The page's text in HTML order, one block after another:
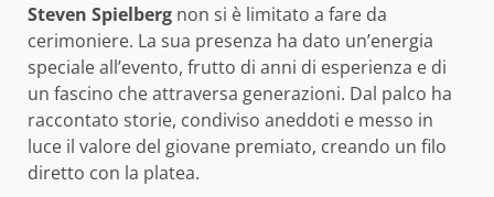
Steven Spielberg non si è limitato a fare da
cerimoniere. La sua presenza ha dato un’energia
speciale all’evento, frutto di anni di esperienza e di
un fascino che attraversa generazioni. Dal palco ha
raccontato storie, condiviso aneddoti e messo in
luce il valore del giovane premiato, creando un filo
diretto con la platea.